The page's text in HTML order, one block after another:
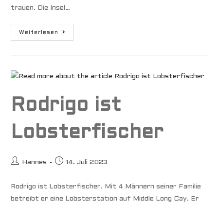
trauen. Die Insel…
Weiterlesen
Mooring
Riff
Rodrigo ist
Lobsterfischer
Beitrags-
Hannes
Beitrag
14. Juli 2023
Rodrigo ist Lobsterfischer. Mit 4 Männern seiner Familie
betreibt er eine Lobsterstation auf Middle Long Cay. Er